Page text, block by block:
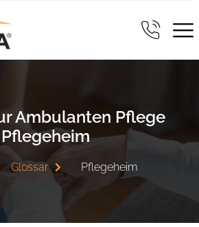
Ambulanten Pflege
Pflegeheim
Glossar Pflegeheim